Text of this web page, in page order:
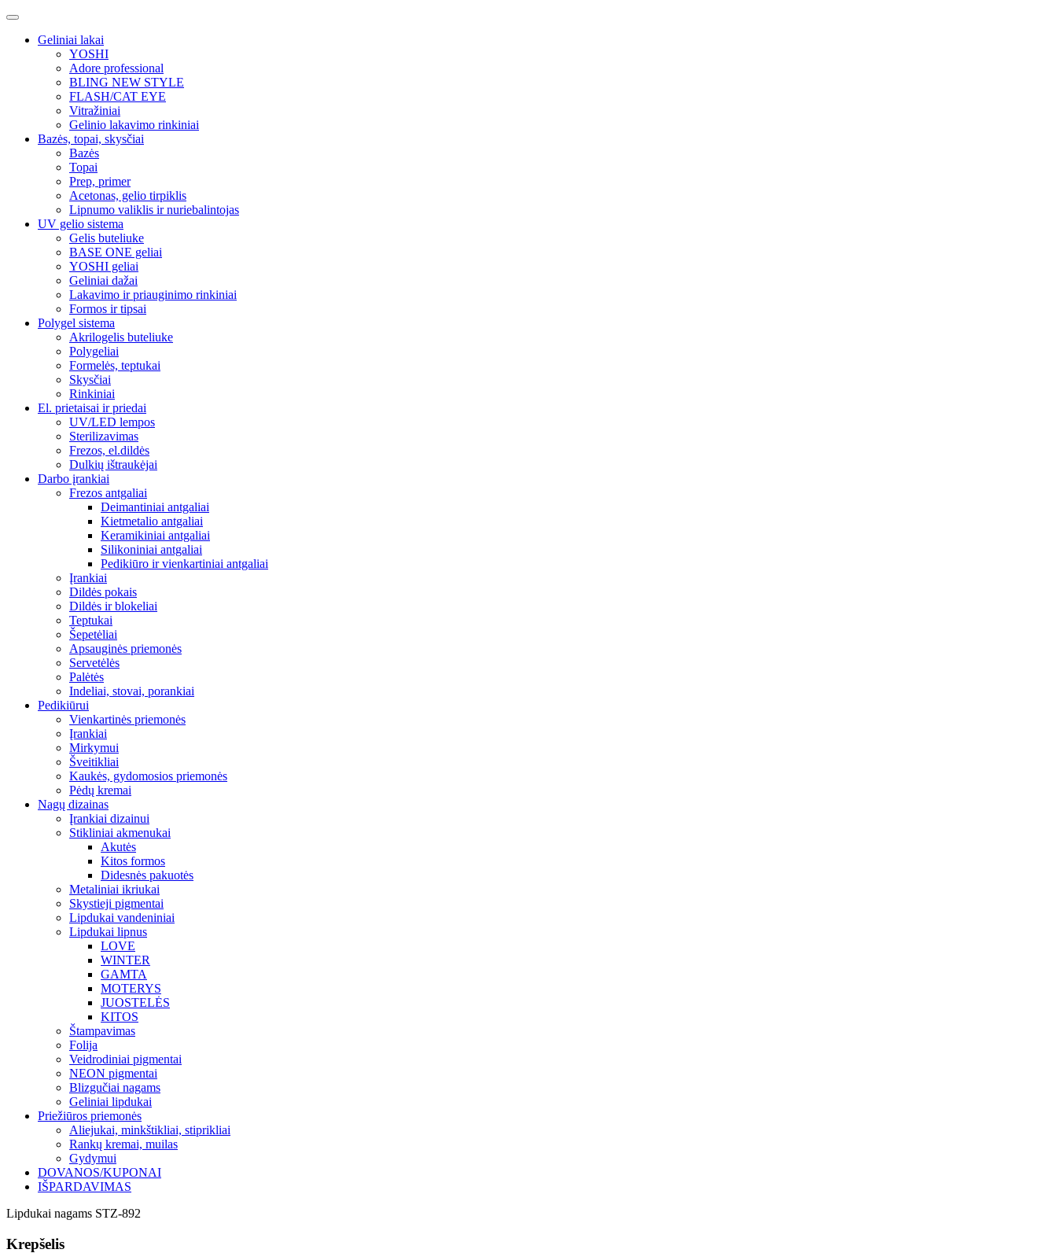
Geliniai lakai
YOSHI
Adore professional
BLING NEW STYLE
FLASH/CAT EYE
Vitražiniai
Gelinio lakavimo rinkiniai
Bazės, topai, skysčiai
Bazės
Topai
Prep, primer
Acetonas, gelio tirpiklis
Lipnumo valiklis ir nuriebalintojas
UV gelio sistema
Gelis buteliuke
BASE ONE geliai
YOSHI geliai
Geliniai dažai
Lakavimo ir priauginimo rinkiniai
Formos ir tipsai
Polygel sistema
Akrilogelis buteliuke
Polygeliai
Formelės, teptukai
Skysčiai
Rinkiniai
El. prietaisai ir priedai
UV/LED lempos
Sterilizavimas
Frezos, el.dildės
Dulkių ištraukėjai
Darbo įrankiai
Frezos antgaliai
Deimantiniai antgaliai
Kietmetalio antgaliai
Keramikiniai antgaliai
Silikoniniai antgaliai
Pedikiūro ir vienkartiniai antgaliai
Įrankiai
Dildės pokais
Dildės ir blokeliai
Teptukai
Šepetėliai
Apsauginės priemonės
Servetėlės
Palėtės
Indeliai, stovai, porankiai
Pedikiūrui
Vienkartinės priemonės
Įrankiai
Mirkymui
Šveitikliai
Kaukės, gydomosios priemonės
Pėdų kremai
Nagų dizainas
Įrankiai dizainui
Stikliniai akmenukai
Akutės
Kitos formos
Didesnės pakuotės
Metaliniai ikriukai
Skystieji pigmentai
Lipdukai vandeniniai
Lipdukai lipnus
LOVE
WINTER
GAMTA
MOTERYS
JUOSTELĖS
KITOS
Štampavimas
Folija
Veidrodiniai pigmentai
NEON pigmentai
Blizgučiai nagams
Geliniai lipdukai
Priežiūros priemonės
Aliejukai, minkštikliai, stiprikliai
Rankų kremai, muilas
Gydymui
DOVANOS/KUPONAI
IŠPARDAVIMAS
Lipdukai nagams STZ-892
Krepšelis